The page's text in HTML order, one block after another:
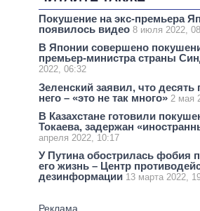
Покушение на экс-премьера
появилось видео 8 июля 2022,
В Японии совершено
премьер-министра страны
2022, 06:32
Зеленский заявил, что
него – «это не так много» 2 мая
В Казахстане готовили
Токаева, задержан
апреля 2022, 10:17
У Путина обострилась фобия
его жизнь – Центр
дезинформации 13 марта 2022,